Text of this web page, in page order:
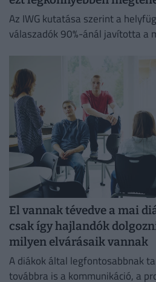
Az IWG kutatása szerint a
válaszadók 90%-ánál javította a
El vannak tévedve a mai
csak így hajlandók
milyen elvárásaik vannak
A diákok által legfontosabbnak
továbbra is a kommunikáció, a